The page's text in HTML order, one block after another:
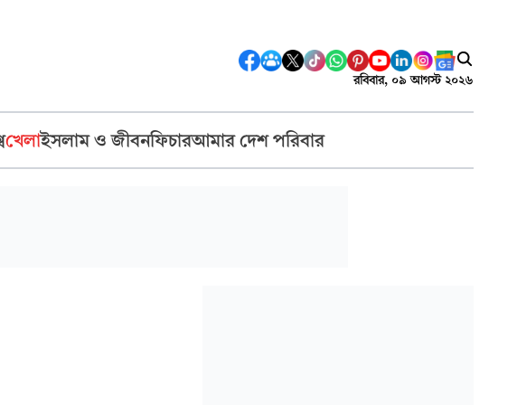
রবিবার, ০৯ আগস্ট ২০২৬
খেলাইসলাম ও জীবনফিচারআমার দেশ পরিবার